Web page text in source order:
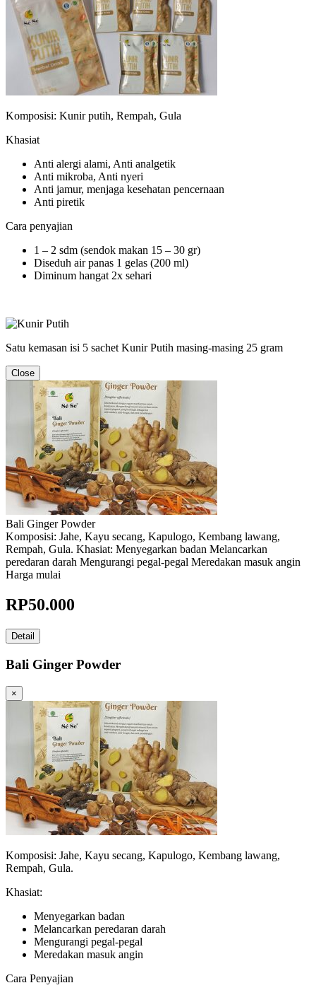
Komposisi: Kunir putih, Rempah, Gula
Khasiat
Anti alergi alami, Anti analgetik
Anti mikroba, Anti nyeri
Anti jamur, menjaga kesehatan pencernaan
Anti piretik
Cara penyajian
1 – 2 sdm (sendok makan 15 – 30 gr)
Diseduh air panas 1 gelas (200 ml)
Diminum hangat 2x sehari
Satu kemasan isi 5 sachet Kunir Putih masing-masing 25 gram
Close
Bali Ginger Powder
Komposisi: Jahe, Kayu secang, Kapulogo, Kembang lawang,
Rempah, Gula. Khasiat: Menyegarkan badan Melancarkan
peredaran darah Mengurangi pegal-pegal Meredakan masuk angin
Harga mulai
RP50.000
Detail
Bali Ginger Powder
×
Komposisi: Jahe, Kayu secang, Kapulogo, Kembang lawang,
Rempah, Gula.
Khasiat:
Menyegarkan badan
Melancarkan peredaran darah
Mengurangi pegal-pegal
Meredakan masuk angin
Cara Penyajian